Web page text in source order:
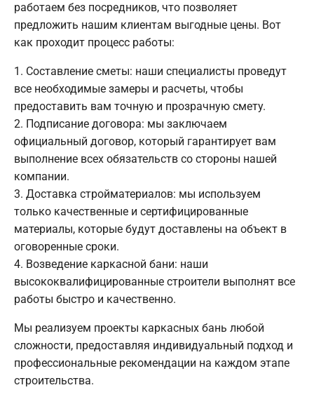
работаем без посредников, что позволяет
предложить нашим клиентам выгодные цены. Вот
как проходит процесс работы:
Составление сметы: наши специалисты проведут
все необходимые замеры и расчеты, чтобы
предоставить вам точную и прозрачную смету.
Подписание договора: мы заключаем
официальный договор, который гарантирует вам
выполнение всех обязательств со стороны нашей
компании.
Доставка стройматериалов: мы используем
только качественные и сертифицированные
материалы, которые будут доставлены на объект в
оговоренные сроки.
Возведение каркасной бани: наши
высококвалифицированные строители выполнят все
работы быстро и качественно.
Мы реализуем проекты каркасных бань любой
сложности, предоставляя индивидуальный подход и
профессиональные рекомендации на каждом этапе
строительства.